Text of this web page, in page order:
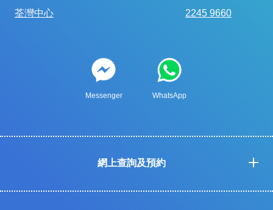
荃灣中心 2245 9660
Messenger WhatsApp
網上查詢及預約